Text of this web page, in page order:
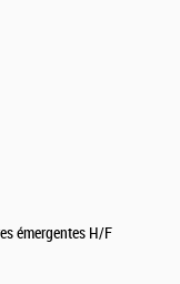
émergentes H/F